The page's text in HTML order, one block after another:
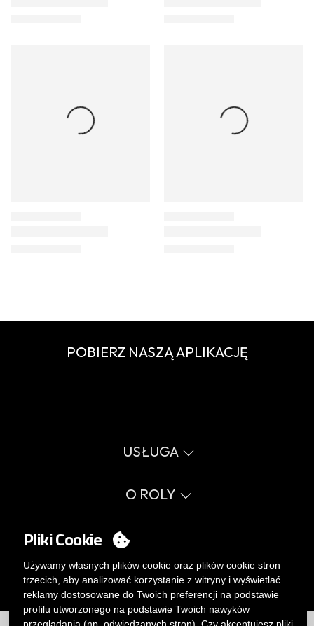
POBIERZ NASZĄ APLIKACJĘ
USŁUGA
Przewodnik po rozmiarach
Słownik
Errata katalog
O ROLY
Sprawy społeczne
Pracuj z nami
Polityka zarządzania wewnętrznego.
MY ACCOUNT
Logowanie
Chcesz stać się klientem?
WYŚLIJ E-MAIL
Pliki Cookie
Używamy własnych plików cookie oraz plików cookie stron
trzecich, aby analizować korzystanie z witryny i wyświetlać
reklamy dostosowane do Twoich preferencji na podstawie
profilu utworzonego na podstawie Twoich nawyków